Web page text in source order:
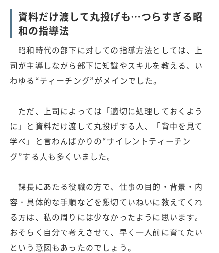
資料だけ渡して丸投げも…つらすぎる昭
和の指導法
昭和時代の部下に対しての指導方法としては、上
司が主導しながら部下に知識やスキルを教える、い
わゆる“ティーチング”がメインでした。
ただ、上司によっては「適切に処理しておくよう
に」と資料だけ渡して丸投げする人、「背中を見て
学べ」と言わんばかりの“サイレントティーチン
グ”する人も多くいました。
課長にあたる役職の方で、仕事の目的・背景・内
容・具体的な手順などを懇切ていねいに教えてくれ
る方は、私の周りには少なかったように思います。
おそらく自分で考えさせて、早く一人前に育てたい
という意図もあったのでしょう。